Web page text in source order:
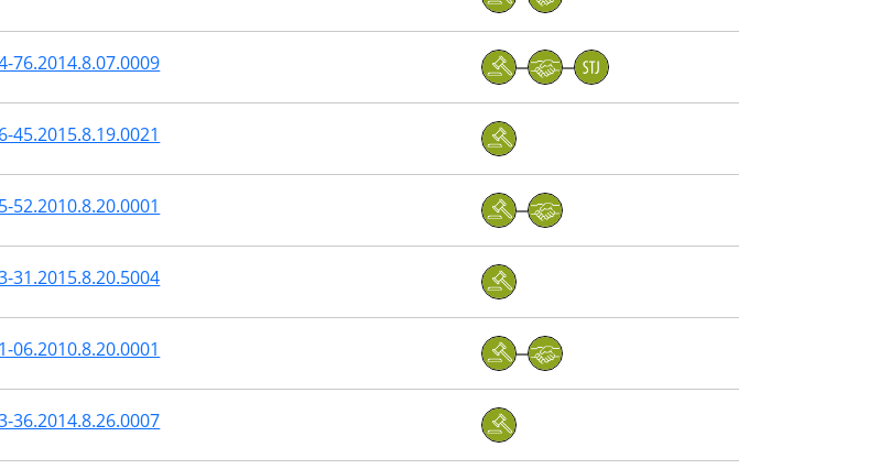
76.2014.8.07.0009
45.2015.8.19.0021
52.2010.8.20.0001
31.2015.8.20.5004
06.2010.8.20.0001
36.2014.8.26.0007